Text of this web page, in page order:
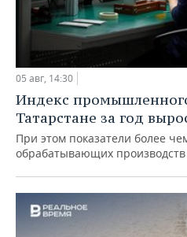
05 авг, 14:30
Индекс
Татарстане за год
При этом показатели более
обрабатывающих